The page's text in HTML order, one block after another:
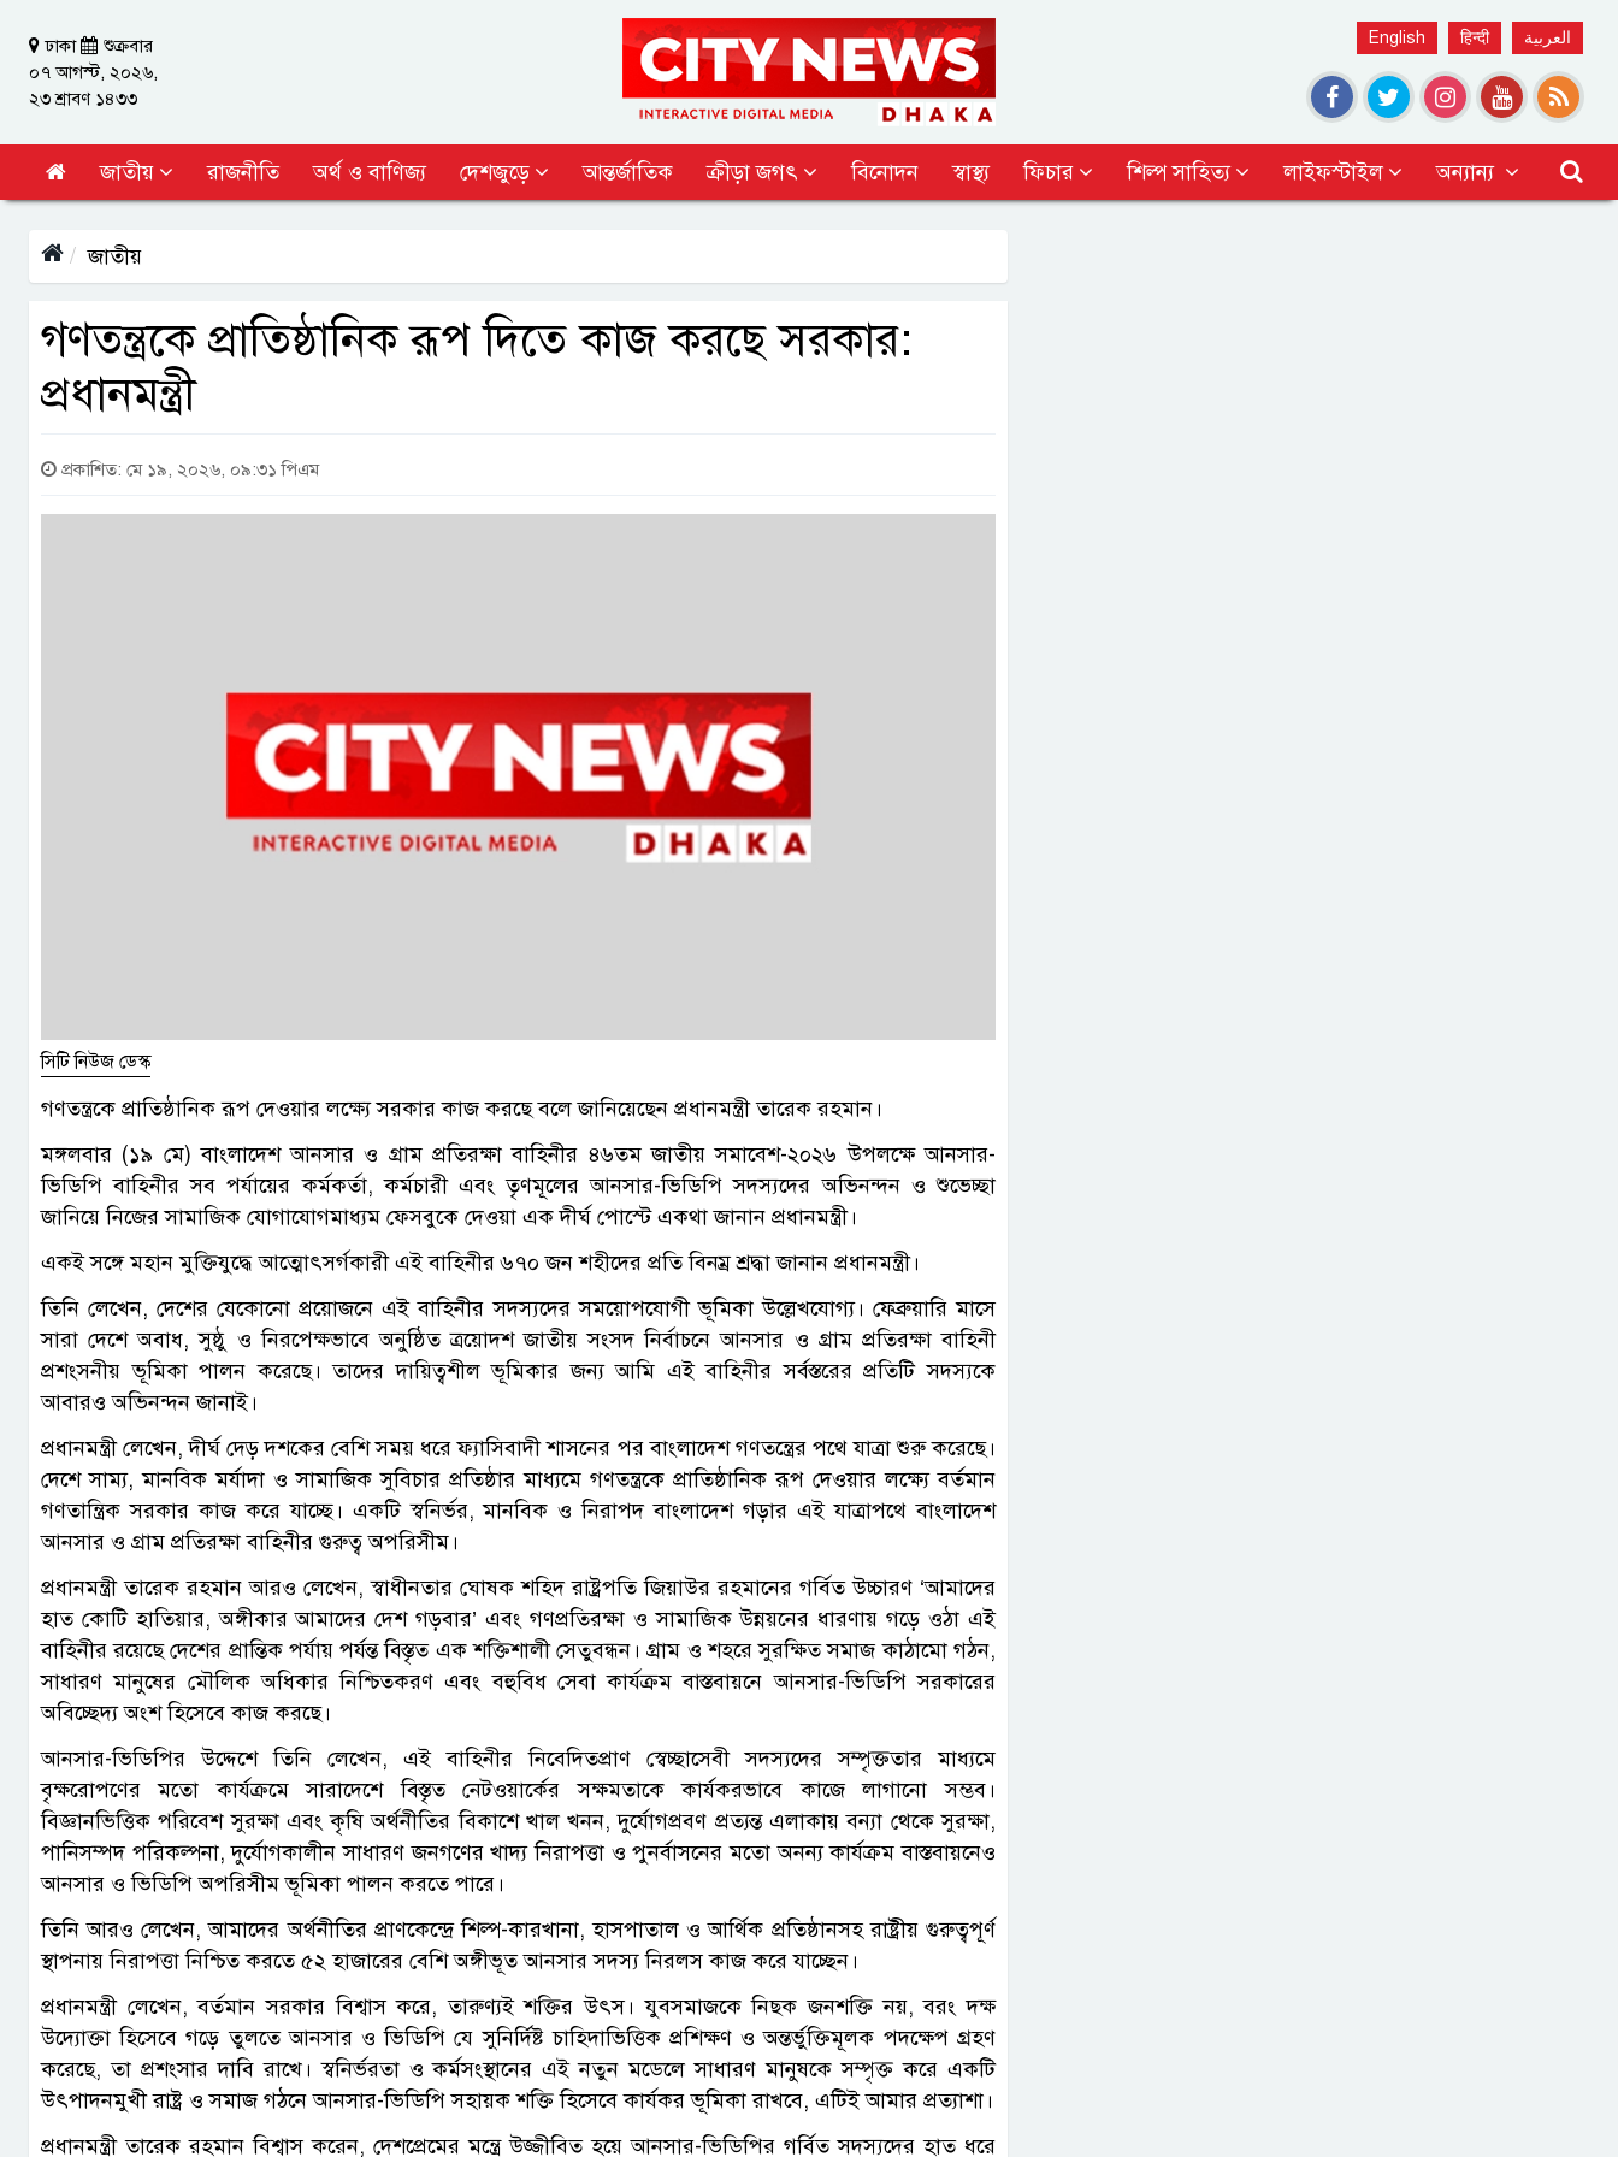
ঢাকা
শুক্রবার
০৭ আগস্ট, ২০২৬,
২৩ শ্রাবণ ১৪৩৩
English हिन्दी العربية
জাতীয় রাজনীতি অর্থ ও বাণিজ্য দেশজুড়ে আন্তর্জাতিক ক্রীড়া জগৎ বিনোদন স্বাস্থ্য ফিচার শিল্প সাহিত্য লাইফস্টাইল অন্যান্য
জাতীয়
গণতন্ত্রকে প্রাতিষ্ঠানিক রূপ দিতে কাজ করছে সরকার:
প্রধানমন্ত্রী
প্রকাশিত: মে ১৯, ২০২৬, ০৯:৩১ পিএম
সিটি নিউজ ডেস্ক
গণতন্ত্রকে প্রাতিষ্ঠানিক রূপ দেওয়ার লক্ষ্যে সরকার কাজ করছে বলে জানিয়েছেন প্রধানমন্ত্রী তারেক রহমান।
মঙ্গলবার (১৯ মে) বাংলাদেশ আনসার ও গ্রাম প্রতিরক্ষা বাহিনীর ৪৬তম জাতীয় সমাবেশ-২০২৬ উপলক্ষে আনসার-
ভিডিপি বাহিনীর সব পর্যায়ের কর্মকর্তা, কর্মচারী এবং তৃণমূলের আনসার-ভিডিপি সদস্যদের অভিনন্দন ও শুভেচ্ছা
জানিয়ে নিজের সামাজিক যোগাযোগমাধ্যম ফেসবুকে দেওয়া এক দীর্ঘ পোস্টে একথা জানান প্রধানমন্ত্রী।
একই সঙ্গে মহান মুক্তিযুদ্ধে আত্মোৎসর্গকারী এই বাহিনীর ৬৭০ জন শহীদের প্রতি বিনম্র শ্রদ্ধা জানান প্রধানমন্ত্রী।
তিনি লেখেন, দেশের যেকোনো প্রয়োজনে এই বাহিনীর সদস্যদের সময়োপযোগী ভূমিকা উল্লেখযোগ্য। ফেব্রুয়ারি মাসে
সারা দেশে অবাধ, সুষ্ঠু ও নিরপেক্ষভাবে অনুষ্ঠিত ত্রয়োদশ জাতীয় সংসদ নির্বাচনে আনসার ও গ্রাম প্রতিরক্ষা বাহিনী
প্রশংসনীয় ভূমিকা পালন করেছে। তাদের দায়িত্বশীল ভূমিকার জন্য আমি এই বাহিনীর সর্বস্তরের প্রতিটি সদস্যকে
আবারও অভিনন্দন জানাই।
প্রধানমন্ত্রী লেখেন, দীর্ঘ দেড় দশকের বেশি সময় ধরে ফ্যাসিবাদী শাসনের পর বাংলাদেশ গণতন্ত্রের পথে যাত্রা শুরু করেছে।
দেশে সাম্য, মানবিক মর্যাদা ও সামাজিক সুবিচার প্রতিষ্ঠার মাধ্যমে গণতন্ত্রকে প্রাতিষ্ঠানিক রূপ দেওয়ার লক্ষ্যে বর্তমান
গণতান্ত্রিক সরকার কাজ করে যাচ্ছে। একটি স্বনির্ভর, মানবিক ও নিরাপদ বাংলাদেশ গড়ার এই যাত্রাপথে বাংলাদেশ
আনসার ও গ্রাম প্রতিরক্ষা বাহিনীর গুরুত্ব অপরিসীম।
প্রধানমন্ত্রী তারেক রহমান আরও লেখেন, স্বাধীনতার ঘোষক শহিদ রাষ্ট্রপতি জিয়াউর রহমানের গর্বিত উচ্চারণ ‘আমাদের
হাত কোটি হাতিয়ার, অঙ্গীকার আমাদের দেশ গড়বার’ এবং গণপ্রতিরক্ষা ও সামাজিক উন্নয়নের ধারণায় গড়ে ওঠা এই
বাহিনীর রয়েছে দেশের প্রান্তিক পর্যায় পর্যন্ত বিস্তৃত এক শক্তিশালী সেতুবন্ধন। গ্রাম ও শহরে সুরক্ষিত সমাজ কাঠামো গঠন,
সাধারণ মানুষের মৌলিক অধিকার নিশ্চিতকরণ এবং বহুবিধ সেবা কার্যক্রম বাস্তবায়নে আনসার-ভিডিপি সরকারের
অবিচ্ছেদ্য অংশ হিসেবে কাজ করছে।
আনসার-ভিডিপির উদ্দেশে তিনি লেখেন, এই বাহিনীর নিবেদিতপ্রাণ স্বেচ্ছাসেবী সদস্যদের সম্পৃক্ততার মাধ্যমে
বৃক্ষরোপণের মতো কার্যক্রমে সারাদেশে বিস্তৃত নেটওয়ার্কের সক্ষমতাকে কার্যকরভাবে কাজে লাগানো সম্ভব।
বিজ্ঞানভিত্তিক পরিবেশ সুরক্ষা এবং কৃষি অর্থনীতির বিকাশে খাল খনন, দুর্যোগপ্রবণ প্রত্যন্ত এলাকায় বন্যা থেকে সুরক্ষা,
পানিসম্পদ পরিকল্পনা, দুর্যোগকালীন সাধারণ জনগণের খাদ্য নিরাপত্তা ও পুনর্বাসনের মতো অনন্য কার্যক্রম বাস্তবায়নেও
আনসার ও ভিডিপি অপরিসীম ভূমিকা পালন করতে পারে।
তিনি আরও লেখেন, আমাদের অর্থনীতির প্রাণকেন্দ্রে শিল্প-কারখানা, হাসপাতাল ও আর্থিক প্রতিষ্ঠানসহ রাষ্ট্রীয় গুরুত্বপূর্ণ
স্থাপনায় নিরাপত্তা নিশ্চিত করতে ৫২ হাজারের বেশি অঙ্গীভূত আনসার সদস্য নিরলস কাজ করে যাচ্ছেন।
প্রধানমন্ত্রী লেখেন, বর্তমান সরকার বিশ্বাস করে, তারুণ্যই শক্তির উৎস। যুবসমাজকে নিছক জনশক্তি নয়, বরং দক্ষ
উদ্যোক্তা হিসেবে গড়ে তুলতে আনসার ও ভিডিপি যে সুনির্দিষ্ট চাহিদাভিত্তিক প্রশিক্ষণ ও অন্তর্ভুক্তিমূলক পদক্ষেপ গ্রহণ
করেছে, তা প্রশংসার দাবি রাখে। স্বনির্ভরতা ও কর্মসংস্থানের এই নতুন মডেলে সাধারণ মানুষকে সম্পৃক্ত করে একটি
উৎপাদনমুখী রাষ্ট্র ও সমাজ গঠনে আনসার-ভিডিপি সহায়ক শক্তি হিসেবে কার্যকর ভূমিকা রাখবে, এটিই আমার প্রত্যাশা।
প্রধানমন্ত্রী তারেক রহমান বিশ্বাস করেন, দেশপ্রেমের মন্ত্রে উজ্জীবিত হয়ে আনসার-ভিডিপির গর্বিত সদস্যদের হাত ধরে